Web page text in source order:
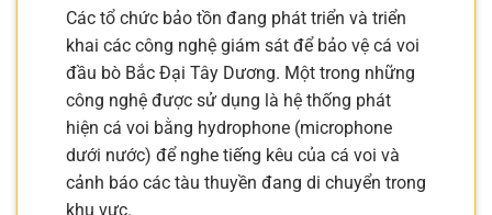
Các tổ chức bảo tồn đang phát triển và triển
khai các công nghệ giám sát để bảo vệ cá voi
đầu bò Bắc Đại Tây Dương. Một trong những
công nghệ được sử dụng là hệ thống phát
hiện cá voi bằng hydrophone (microphone
dưới nước) để nghe tiếng kêu của cá voi và
cảnh báo các tàu thuyền đang di chuyển trong
khu vực.